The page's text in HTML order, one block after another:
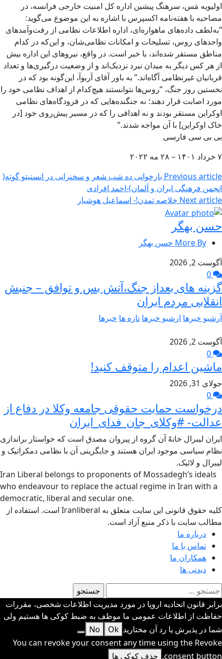
اولیویه مَس، سرهنگ پیشین اداره کل امنیت خارجی فرانسه، در
مصاحبه با هفته‌نامه اکسپرس با اشاره به این موضوع می‌گوید:
“به‌لطف داده‌های ماهواره‌ای، اداره اطلاعات نظامی از رفت‌وآمدهای
واحدهای روس، تسلیحات و امکانات نظامی‌شان، و این‌که در کدام
مناطق مستقر شده‌اند، با خبر است. در واقع، نیروهای این اداره بیش
از هر کس دیگر به میدان نبرد نزدیک‌اند و از وضعیت درگیری‌ها و تعداد
قربانیان غیرنظامی آگاه‌اند.” به باور آقای آربوآ، این‌گونه بود که در
نخستین روز جنگ، “روس‌ها نتوانستند هیچ‌کدام از اهداف نظامی خود را
مورد اصابت قرار دهند؛ نه جنگنده‌هایی که در فرودگاه‌های نظامی
اوکراین مستقر بودند و نه اهدافی را که در مسیر پیش‌روی خود [در
خاک اوکراین] با آن مواجه شدند.”
بی بی سی فارسی
۷ خرداد ۱۴۰۱ – ۲۸ مه ۲۰۲۲
Previous article بازخوانی ده شب شعر و سخنرانی در انستیتو گوته(
انجمن فرهنگی ایران و آلمان)-احمد افرادی
Next article خلاصه تمدن!- اسماعیل هوشیار
حسن بهگر
More By حسن بهگر
آگوست 2, 2026
گزینه های بعداز جنگ،آتش بس و توافق – جنبش
انقلابی مردم ایران
آرشیو خبرها ارشیو خبرها تازه ها خبرها
آگوست 2, 2026
ماشین اعدام را متوقف کنید!
جولای 31, 2026
درخواست حمایت حقوقی جامعه وکلا در دفاع از
عدالت- #وکلای_جان_فدای_ایران
ایران لیبرال خانهٌ آن گروه از پیروان مصدق است که خواستار براندازی
نظام سیاسی موجود ایران هستند و جایگزینی آن با نظامی دمکراتیک و
لیبرال و لائیک.
Iran Liberal belongs to proponents of Mossadegh’s ideals
who endeavour to replace the actual regime in Iran with a
democratic, liberal and secular one.
کلیه حقوق قانونی این سایت متعلق به Iranliberal است. استفاده از
مطالب سایت با ذکر منبع آزاد است.
درباره ما
تماس با ما
همکاران ما
دیدنی ها
جستجو
برای:
برابر قانون اتحادیه اروپا در مورد مدیریت اطلاعات شخصی، مقررات
حفاظت از اطلاعات عمومی ما موظف به ضبط کوکی ها هستیم ولی
شما در پذیرش یا رد آن مختارید Ok
No
You can revoke your consent any time using the Revoke
consent button. حذف کوکی ها